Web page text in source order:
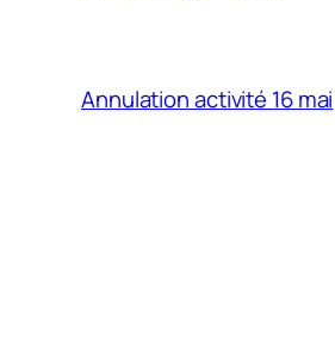
Annulation activité 16 mai